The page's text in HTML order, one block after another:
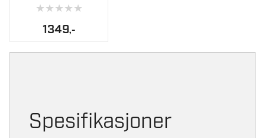
★★★★★
1349,-
Spesifikasjoner